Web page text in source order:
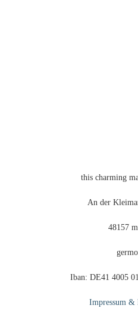
this charming
An der
48157
Iban: DE41 4005
Impressum &